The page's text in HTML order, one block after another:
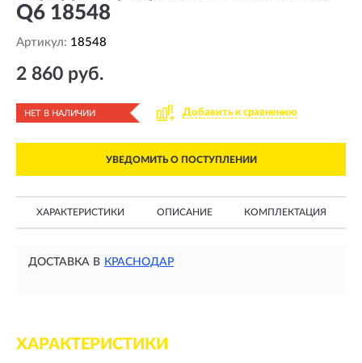
Q6 18548
Артикул: 18548
2 860 руб.
НЕТ В НАЛИЧИИ Добавить к сравнению
УВЕДОМИТЬ О ПОСТУПЛЕНИИ
ХАРАКТЕРИСТИКИ ОПИСАНИЕ КОМПЛЕКТАЦИЯ
ДОСТАВКА В КРАСНОДАР
ХАРАКТЕРИСТИКИ